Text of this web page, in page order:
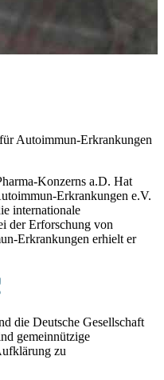
Autoimmun-Erkrankungen
Konzerns a.D. Hat
Erkrankungen e.V.
internationale
der Erforschung von
Erkrankungen erhielt er
die Deutsche Gesellschaft
gemeinnützige
zu